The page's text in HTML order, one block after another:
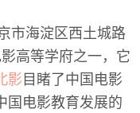
市海淀区西土城路
高等学府之一，它
影 目睹了中国电影
国电影教育发展的